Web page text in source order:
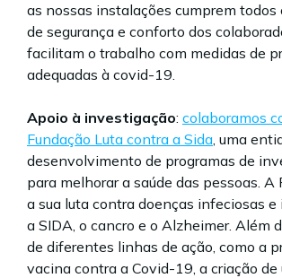
as nossas instalações cumprem todos
de segurança e conforto dos
facilitam o trabalho com medidas de
adequadas à covid-19.
Apoio à investigação: colaboramos
Fundação Luta contra a Sida, uma
desenvolvimento de programas de
para melhorar a saúde das pessoas. A
a sua luta contra doenças infeciosas e
a SIDA, o cancro e o Alzheimer. Além
de diferentes linhas de ação, como a
vacina contra a Covid-19, a criação de